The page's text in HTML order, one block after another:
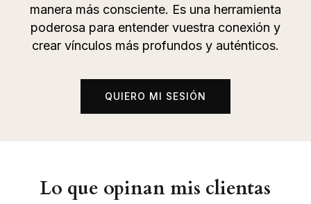
manera más consciente. Es una herramienta
poderosa para entender vuestra conexión y
crear vínculos más profundos y auténticos.
QUIERO MI SESIÓN
Lo que opinan mis clientas